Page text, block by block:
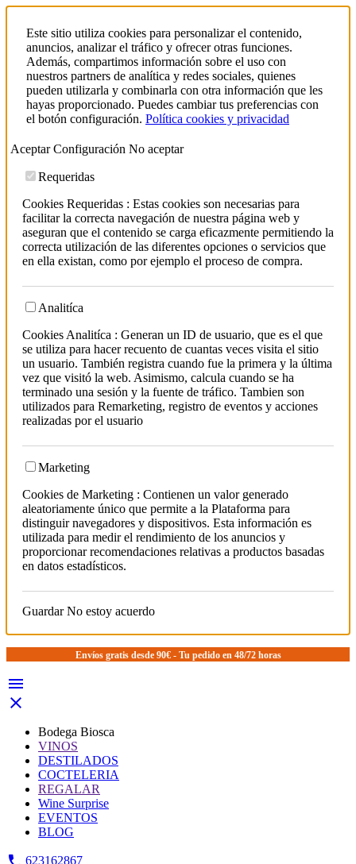
Este sitio utiliza cookies para personalizar el contenido,
anuncios, analizar el tráfico y ofrecer otras funciones.
Además, compartimos información sobre el uso con
nuestros partners de analítica y redes sociales, quienes
pueden utilizarla y combinarla con otra información que les
hayas proporcionado. Puedes cambiar tus preferencias con
el botón configuración. Política cookies y privacidad
AceptarConfiguración No aceptar
Requeridas
Cookies Requeridas : Estas cookies son necesarias para
facilitar la correcta navegación de nuestra página web y
aseguran que el contenido se carga eficazmente permitiendo la
correcta utilización de las diferentes opciones o servicios que
en ella existan, como por ejemplo el proceso de compra.
Analitíca
Cookies Analitíca : Generan un ID de usuario, que es el que
se utiliza para hacer recuento de cuantas veces visita el sitio
un usuario. También registra cuando fue la primera y la última
vez que visitó la web. Asimismo, calcula cuando se ha
terminado una sesión y la fuente de tráfico. Tambien son
utilizados para Remarketing, registro de eventos y acciones
realizadas por el usuario
Marketing
Cookies de Marketing : Contienen un valor generado
aleatoriamente único que permite a la Plataforma para
distinguir navegadores y dispositivos. Esta información es
utilizada para medir el rendimiento de los anuncios y
proporcionar recomendaciones relativas a productos basadas
en datos estadísticos.
GuardarNo estoy acuerdo
Envíos gratis desde 90€ - Tu pedido en 48/72 horas


Bodega Biosca
VINOS
DESTILADOS
COCTELERIA
REGALAR
Wine Surprise
EVENTOS
BLOG
623162867